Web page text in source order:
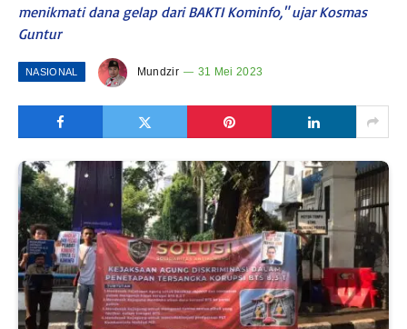
menikmati dana gelap dari BAKTI Kominfo," ujar Kosmas
Guntur
NASIONAL Mundzir 31 Mei 2023